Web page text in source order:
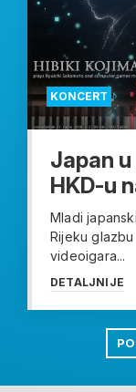
KONCERT
Japan
HKD-u
Mladi
Rijeku
videoigara...
DETALJNIJE